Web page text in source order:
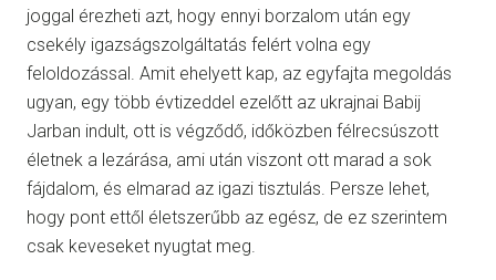
joggal érezheti azt, hogy ennyi borzalom után egy
csekély igazságszolgáltatás felért volna egy
feloldozással. Amit ehelyett kap, az egyfajta megoldás
ugyan, egy több évtizeddel ezelőtt az ukrajnai Babij
Jarban indult, ott is végződő, időközben félrecsúszott
életnek a lezárása, ami után viszont ott marad a sok
fájdalom, és elmarad az igazi tisztulás. Persze lehet,
hogy pont ettől életszerűbb az egész, de ez szerintem
csak keveseket nyugtat meg.